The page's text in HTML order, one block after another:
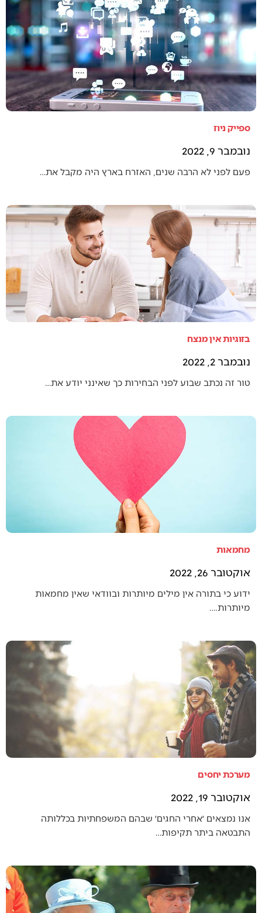
ספייק ניוז
נובמבר 9, 2022
פעם לפני לא הרבה שנים, האזרח בארץ היה מקבל את…
בזוגיות אין מנצח
נובמבר 2, 2022
טור זה נכתב שבוע לפני הבחירות כך שאינני יודע את…
מחמאות
אוקטובר 26, 2022
ידוע כי בתורה אין מילים מיותרות ובוודאי שאין מחמאות
מיותרות.…
מערכת יחסים
אוקטובר 19, 2022
אנו נמצאים ׳אחרי החגים׳ שבהם המשפחתיות בכללותה
התבטאה ביתר תקיפות…